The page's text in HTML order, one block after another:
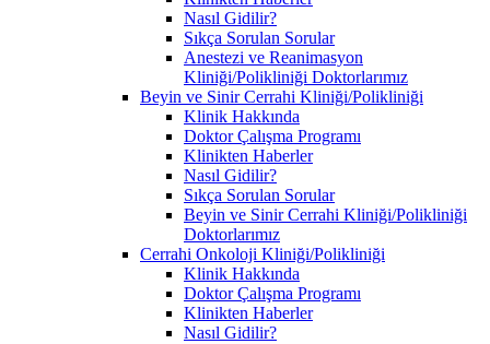
Nasıl Gidilir?
Sıkça Sorulan Sorular
Anestezi ve Reanimasyon
Kliniği/Polikliniği Doktorlarımız
Beyin ve Sinir Cerrahi Kliniği/Polikliniği
Klinik Hakkında
Doktor Çalışma Programı
Klinikten Haberler
Nasıl Gidilir?
Sıkça Sorulan Sorular
Beyin ve Sinir Cerrahi Kliniği/Polikliniği
Doktorlarımız
Cerrahi Onkoloji Kliniği/Polikliniği
Klinik Hakkında
Doktor Çalışma Programı
Klinikten Haberler
Nasıl Gidilir?